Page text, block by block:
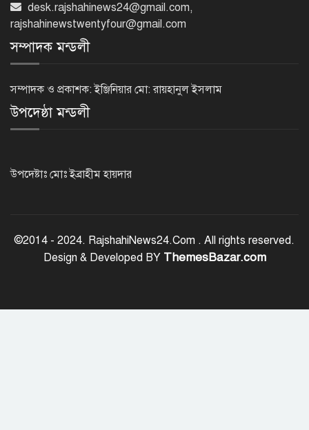
ফাইনালে সান্তোস
desk.rajshahinews24@gmail.com,
rajshahinewstwentyfour@gmail.com
সম্পাদক মন্ডলী
সম্পাদক ও প্রকাশক: ইঞ্জিনিয়ার মো: রায়হানুল ইসলাম
উপদেষ্ঠা মন্ডলী
উপদেষ্টাঃ মোঃ ইব্রাহীম হায়দার
©2014 - 2024. RajshahiNews24.Com . All rights reserved.
Design & Developed BY ThemesBazar.com